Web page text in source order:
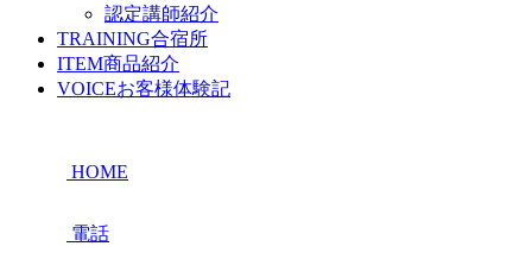
認定講師紹介
TRAINING合宿所
ITEM商品紹介
VOICEお客様体験記
HOME
電話